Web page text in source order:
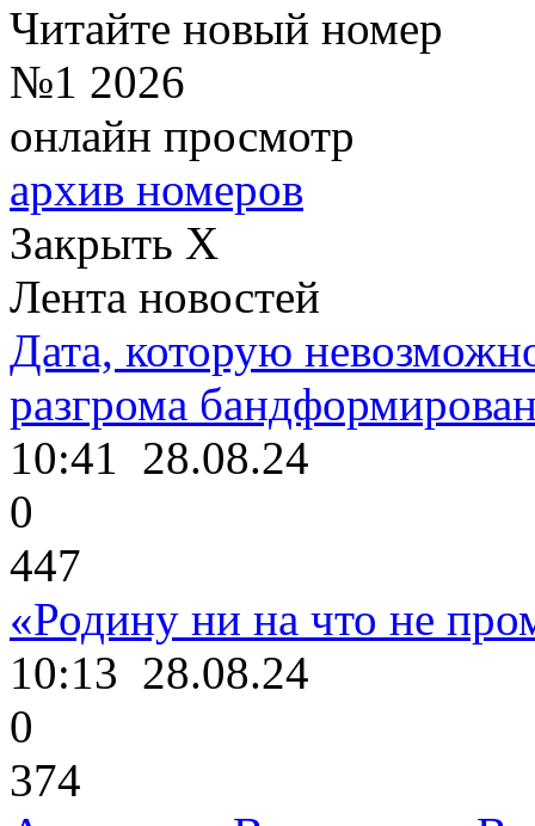
Читайте новый номер
№1 2026
онлайн просмотр
архив номеров
Закрыть X
Лента новостей
Дата, которую
разгрома
10:41 28.08.24
0
447
«Родину ни на что не
10:13 28.08.24
0
374